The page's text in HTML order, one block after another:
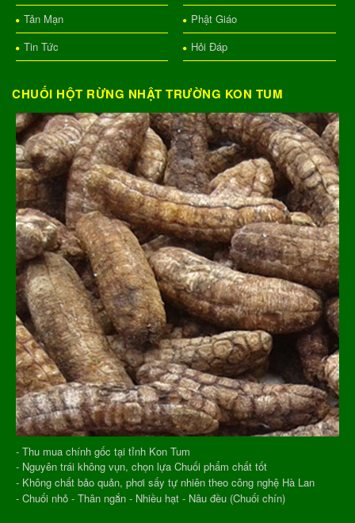
Tản Mạn
Phật Giáo
Tin Tức
Hỏi Đáp
CHUỐI HỘT RỪNG NHẬT TRƯỜNG KON TUM
- Thu mua chính gốc tại tỉnh Kon Tum
- Nguyên trái không vụn, chọn lựa Chuối phẩm chất tốt
- Không chất bảo quản, phơi sấy tự nhiên theo công nghệ Hà Lan
- Chuối nhỏ - Thân ngắn - Nhiều hạt - Nâu đều (Chuối chín)